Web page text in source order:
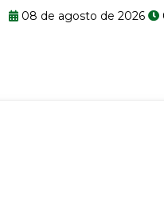
08 de agosto de 2026